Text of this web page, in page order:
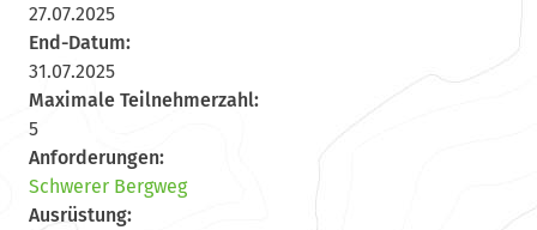
27.07.2025
End-Datum:
31.07.2025
Maximale Teilnehmerzahl:
5
Anforderungen:
Schwerer Bergweg
Ausrüstung: